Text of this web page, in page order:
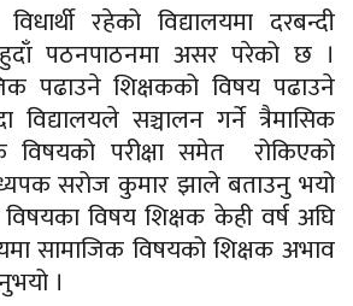
विधार्थीरहेको विद्यालयमा दरबन्दी
पठनपाठनमा असर परेको छ ।
पढाउने शिक्षकको विषय पढाउने
विद्यालयले सञ्चालन गर्ने त्रैमासिक
विषयको परीक्षा समेत रोकिएको
सरोज कुमार झाले बताउनु भयो
विषय शिक्षक केही वर्ष अघि
सामाजिक विषयको शिक्षक अभाव
।